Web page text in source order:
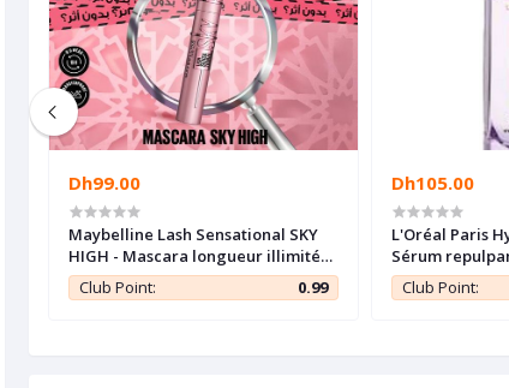
Dh99.00
Maybelline Lash Sensational SKY
HIGH - Mascara longueur illimité
et volume intense
Club Point: 0.99
Dh105.00
L'Oréal Paris
Sérum
hyaluronique -
Club Point: